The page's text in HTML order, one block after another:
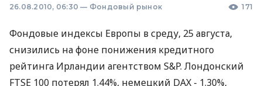
26.08.2010, 06:30 — Фондовый рынок 171
Фондовые индексы Европы в среду, 25 августа,
снизились на фоне понижения кредитного
рейтинга Ирландии агентством S&P. Лондонский
FTSE 100 потерял 1.44%, немецкий DAX - 1.30%,